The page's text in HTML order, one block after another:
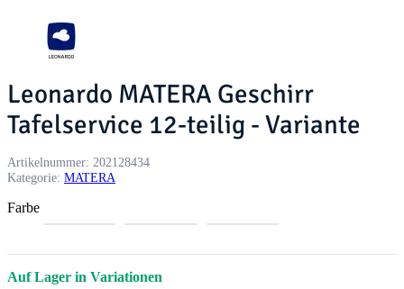
Leonardo MATERA Geschirr
Tafelservice 12-teilig - Variante
Artikelnummer: 202128434
Kategorie: MATERA
Farbe
h
n
Auf Lager in Variationen